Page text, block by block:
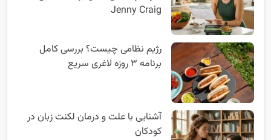
Jenny Craig
رژیم نظامی چیست؟ بررسی کامل
برنامه ۳ روزه لاغری سریع
آشنایی با علت و درمان لکنت زبان در
کودکان